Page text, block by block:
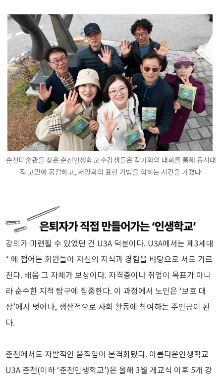
춘천미술관을 찾은 춘천인생학교 수강생들은 작가와의 대화를 통해 동시대
적 고민에 공감하고, 서양화의 표현 기법을 익히는 시간을 가졌다
강의가 마련될 수 있었던 건 U3A 덕분이다. U3A에서는 제3세대
* 에 접어든 회원들이 자신의 지식과 경험을 바탕으로 서로 가르
친다. 배움 그 자체가 보상이다. 자격증이나 취업이 목표가 아니
라 순수한 지적 탐구에 집중한다. 이 과정에서 노인은 ‘보호 대
상’에서 벗어나, 생산적으로 사회 활동에 참여하는 주인공이 된
다.
춘천에서도 자발적인 움직임이 본격화됐다. 아름다운인생학교
U3A 춘천(이하 ‘춘천인생학교’)은 올해 3월 개교식 이후 5개 강